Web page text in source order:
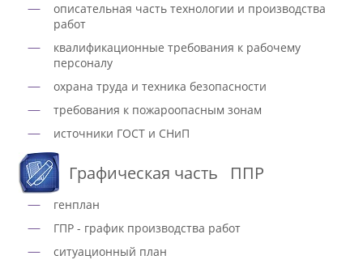
описательная часть технологии и производства
работ
квалификационные требования к рабочему
персоналу
охрана труда и техника безопасности
требования к пожароопасным зонам
источники ГОСТ и СНиП
Графическая часть ППР
генплан
ГПР - график производства работ
ситуационный план